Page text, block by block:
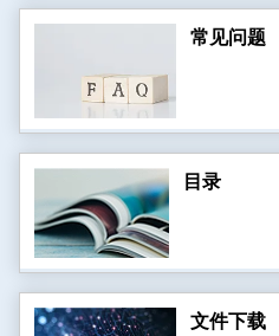
常见问题
目录
文件下载